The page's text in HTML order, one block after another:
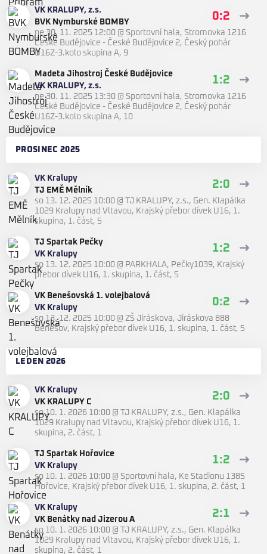
VK KRALUPY, z.s.
BVK Nymburské BOMBY
0:2
ne 30. 11. 2025 12:00 @ Sportovní hala, Stromovka 1216
České Budějovice - České Budějovice 2, Český pohár
U16Z-3.kolo skupina A, 9
Madeta Jihostroj České Budějovice
VK KRALUPY, z.s.
1:2
ne 30. 11. 2025 13:30 @ Sportovní hala, Stromovka 1216
České Budějovice - České Budějovice 2, Český pohár
U16Z-3.kolo skupina A, 10
PROSINEC 2025
VK Kralupy
TJ EMĚ Mělník
2:0
so 13. 12. 2025 10:00 @
TJ KRALUPY, z.s., Gen. Klapálka
1029 Kralupy nad Vltavou, Krajský přebor dívek U16, 1.
skupina, 1. část, 5
TJ Spartak Pečky
VK Kralupy
1:2
so 13. 12. 2025 10:00 @ PARKHALA, Pečky1039, Krajský
přebor dívek U16, 1. skupina, 1. část, 5
VK Benešovská 1. volejbalová
VK Kralupy
0:2
so 13. 12. 2025 10:00 @ ZŠ Jiráskova, Jiráskova 888
Benešov, Krajský přebor dívek U16, 1. skupina, 1. část, 5
LEDEN 2026
VK Kralupy
VK KRALUPY C
2:0
so 10. 1. 2026 10:00 @
TJ KRALUPY, z.s., Gen. Klapálka
1029 Kralupy nad Vltavou, Krajský přebor dívek U16, 1.
skupina, 2. část, 1
TJ Spartak Hořovice
VK Kralupy
1:2
so 10. 1. 2026 10:00 @ Sportovní hala, Ke Stadionu 1385
Hořovice, Krajský přebor dívek U16, 1. skupina, 2. část, 1
VK Kralupy
VK Benátky nad Jizerou A
2:1
so 10. 1. 2026 10:00 @
TJ KRALUPY, z.s., Gen. Klapálka
1029 Kralupy nad Vltavou, Krajský přebor dívek U16, 1.
skupina, 2. část, 1